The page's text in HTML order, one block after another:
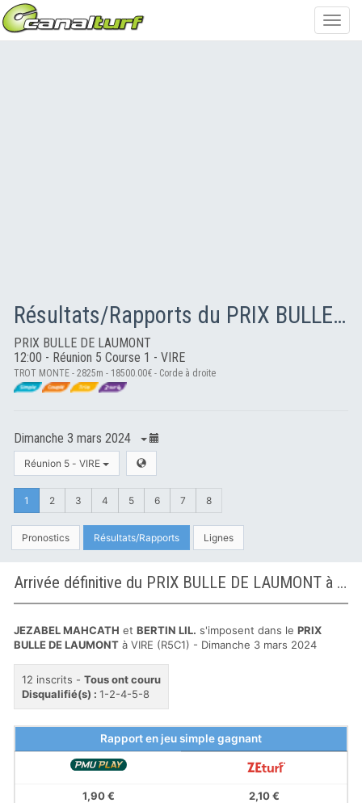
Résultats/Rapports du PRIX BULLE DE LAUMONT
PRIX BULLE DE LAUMONT
12:00 - Réunion 5 Course 1 - VIRE
TROT MONTE - 2825m - 18500.00€ - Corde à droite
Dimanche 3 mars 2024
Réunion 5 - VIRE
1 2 3 4 5 6 7 8
Pronostics Résultats/Rapports Lignes
Arrivée définitive du PRIX BULLE DE LAUMONT à VIRE
JEZABEL MAHCATH et BERTIN LIL. s'imposent dans le PRIX
BULLE DE LAUMONT à VIRE (R5C1) - Dimanche 3 mars 2024
12 inscrits - Tous ont couru
Disqualifié(s) : 1-2-4-5-8
Rapport en jeu simple gagnant
1,90 € 2,10 €